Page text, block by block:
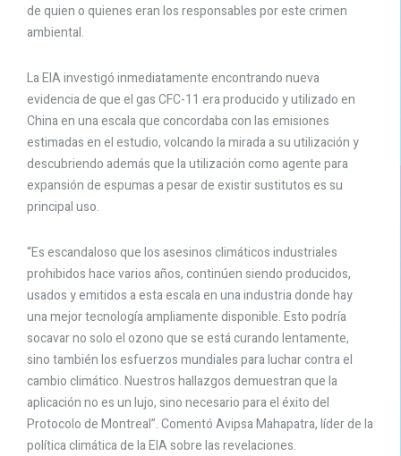
de quien o quienes eran los responsables por este crimen
ambiental.
La EIA investigó inmediatamente encontrando nueva
evidencia de que el gas CFC-11 era producido y utilizado en
China en una escala que concordaba con las emisiones
estimadas en el estudio, volcando la mirada a su utilización y
descubriendo además que la utilización como agente para
expansión de espumas a pesar de existir sustitutos es su
principal uso.
“Es escandaloso que los asesinos climáticos industriales
prohibidos hace varios años, continúen siendo producidos,
usados ​​y emitidos a esta escala en una industria donde hay
una mejor tecnología ampliamente disponible. Esto podría
socavar no solo el ozono que se está curando lentamente,
sino también los esfuerzos mundiales para luchar contra el
cambio climático. Nuestros hallazgos demuestran que la
aplicación no es un lujo, sino necesario para el éxito del
Protocolo de Montreal”. Comentó Avipsa Mahapatra, líder de la
política climática de la EIA sobre las revelaciones.